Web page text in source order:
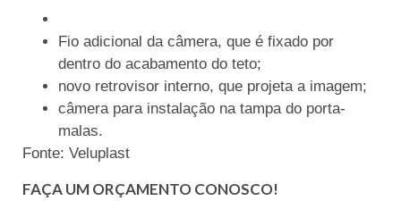
Fio adicional da câmera, que é fixado por
dentro do acabamento do teto;
novo retrovisor interno, que projeta a imagem;
câmera para instalação na tampa do porta-
malas.
Fonte: Veluplast
FAÇA UM ORÇAMENTO CONOSCO!